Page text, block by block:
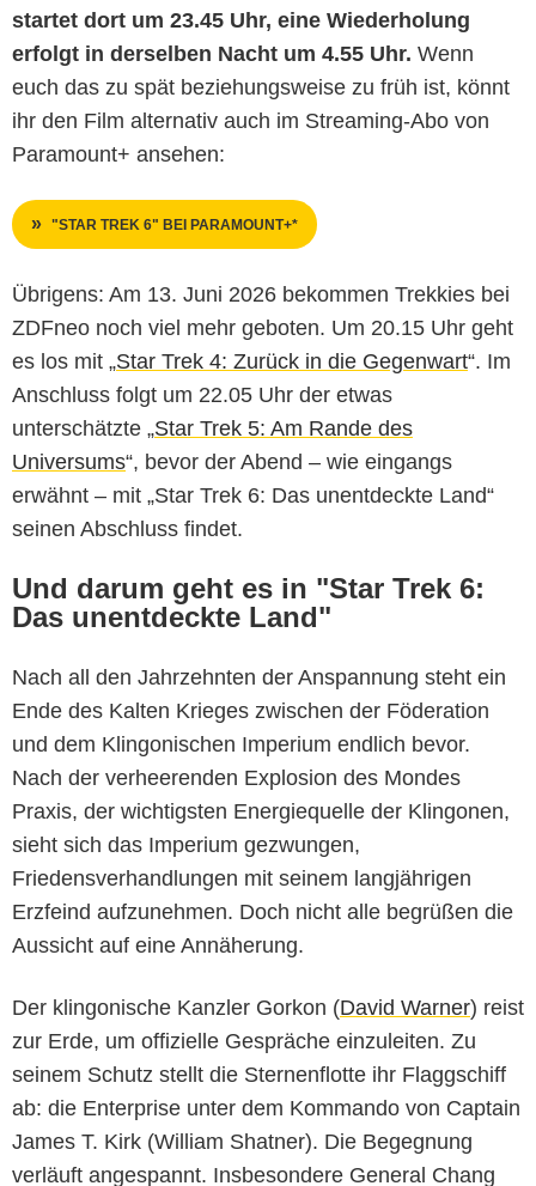
startet dort um 23.45 Uhr, eine Wiederholung
erfolgt in derselben Nacht um 4.55 Uhr. Wenn
euch das zu spät beziehungsweise zu früh ist, könnt
ihr den Film alternativ auch im Streaming-Abo von
Paramount+ ansehen:
"STAR TREK 6" BEI PARAMOUNT+*
Übrigens: Am 13. Juni 2026 bekommen Trekkies bei
ZDFneo noch viel mehr geboten. Um 20.15 Uhr geht
es los mit „Star Trek 4: Zurück in die Gegenwart“. Im
Anschluss folgt um 22.05 Uhr der etwas
unterschätzte „Star Trek 5: Am Rande des
Universums“, bevor der Abend – wie eingangs
erwähnt – mit „Star Trek 6: Das unentdeckte Land“
seinen Abschluss findet.
Und darum geht es in "Star Trek 6:
Das unentdeckte Land"
Nach all den Jahrzehnten der Anspannung steht ein
Ende des Kalten Krieges zwischen der Föderation
und dem Klingonischen Imperium endlich bevor.
Nach der verheerenden Explosion des Mondes
Praxis, der wichtigsten Energiequelle der Klingonen,
sieht sich das Imperium gezwungen,
Friedensverhandlungen mit seinem langjährigen
Erzfeind aufzunehmen. Doch nicht alle begrüßen die
Aussicht auf eine Annäherung.
Der klingonische Kanzler Gorkon (David Warner) reist
zur Erde, um offizielle Gespräche einzuleiten. Zu
seinem Schutz stellt die Sternenflotte ihr Flaggschiff
ab: die Enterprise unter dem Kommando von Captain
James T. Kirk (William Shatner). Die Begegnung
verläuft angespannt. Insbesondere General Chang